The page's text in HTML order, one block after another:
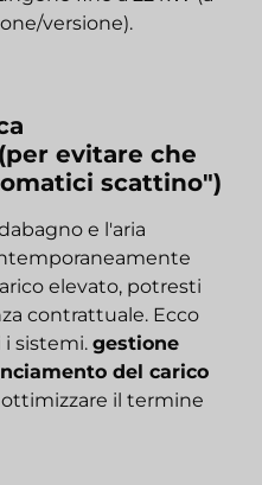
versione).
evitare che
scattino")
e l'aria
elevato, potresti
contrattuale. Ecco
sistemi. gestione
del carico
il termine